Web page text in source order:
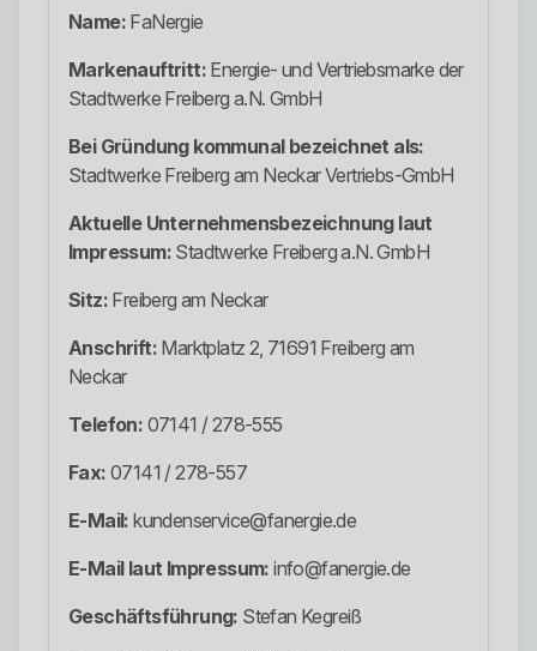
Name: FaNergie
Markenauftritt: Energie- und Vertriebsmarke der
Stadtwerke Freiberg a.N. GmbH
Bei Gründung kommunal bezeichnet als:
Stadtwerke Freiberg am Neckar Vertriebs-GmbH
Aktuelle Unternehmensbezeichnung laut
Impressum: Stadtwerke Freiberg a.N. GmbH
Sitz: Freiberg am Neckar
Anschrift: Marktplatz 2, 71691 Freiberg am
Neckar
Telefon: 07141 / 278-555
Fax: 07141 / 278-557
E-Mail: kundenservice@fanergie.de
E-Mail laut Impressum: info@fanergie.de
Geschäftsführung: Stefan Kegreiß